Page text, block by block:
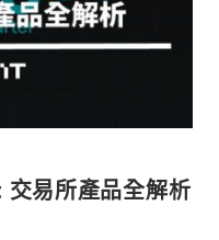
易所產品全解析